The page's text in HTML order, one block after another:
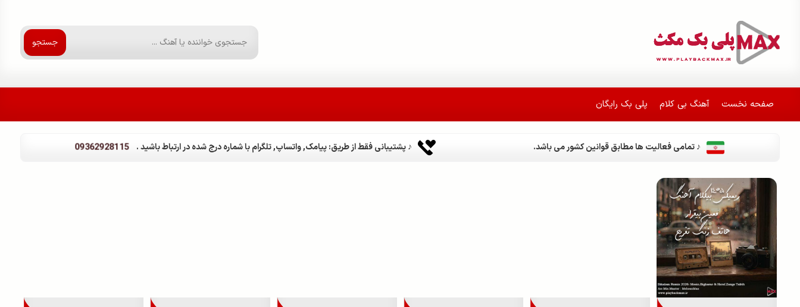
جستجو
صفحه نخست آهنگ بی کلام پلی بک رایگان
♪ تمامی فعالیت ها مطابق قوانین کشور می باشد. ♪ پشتیبانی فقط از طریق: پیامک, واتساپ, تلگرام با شماره درج شده در ارتباط باشید . 09362928115